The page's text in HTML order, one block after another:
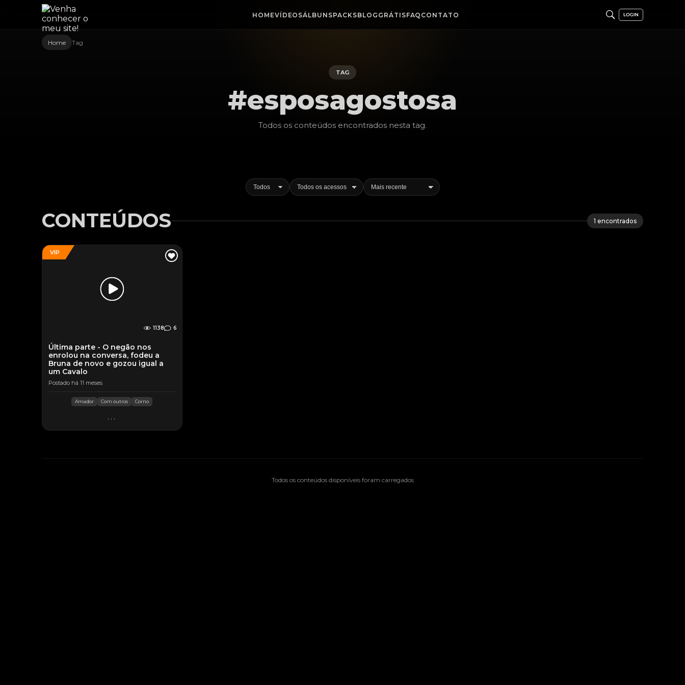
HOMEVÍDEOSÁLBUNSPACKSBLOG GRÁTISFAQ CONTATO
Home Tag
TAG
#esposagostosa
Todos os conteúdos encontrados nesta tag.
CONTEÚDOS 1 encontrados
VIP
1138 6
Última parte - O negão nos
enrolou na conversa, fodeu a
Bruna de novo e gozou igual a
um Cavalo
Postado há 11 meses
Amador Com outros Corno
...
Todos os conteúdos disponíveis foram carregados